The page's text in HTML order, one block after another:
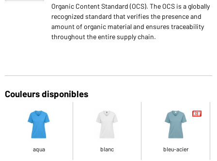
Organic Content Standard (OCS). The OCS is a globally
recognized standard that verifies the presence and
amount of organic material and ensures traceability
throughout the entire supply chain.
Couleurs disponibles
aqua blanc bleu-acier